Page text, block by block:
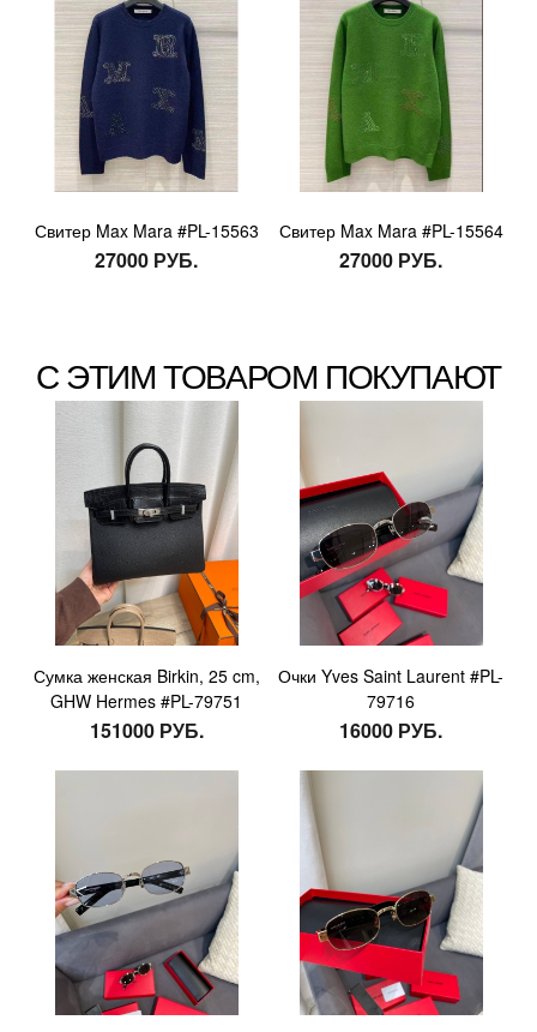
Свитер Max Mara #PL-15563
27000 РУБ.
Свитер Max Mara #PL-15564
27000 РУБ.
С ЭТИМ ТОВАРОМ ПОКУПАЮТ
Сумка женская Birkin, 25 cm,
GHW Hermes #PL-79751
151000 РУБ.
Очки Yves Saint Laurent #PL-
79716
16000 РУБ.